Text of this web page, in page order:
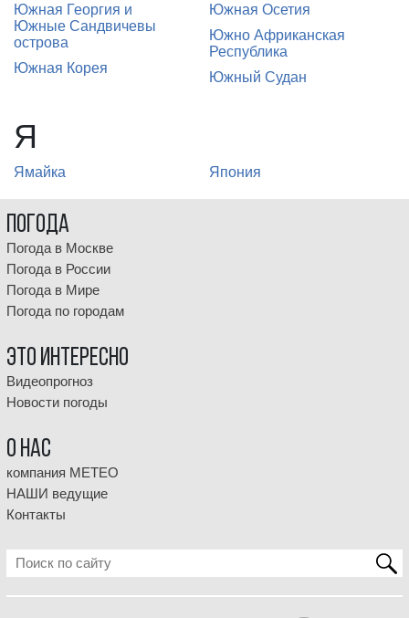
Южная Георгия и
Южные Сандвичевы
острова
Южная Корея
Южная Осетия
Южно Африканская
Республика
Южный Судан
Я
Ямайка Япония
Погода
Погода в Москве
Погода в России
Погода в Мире
Погода по городам
Это интересно
Видеопрогноз
Новости погоды
О НАС
компания МЕТЕО
НАШИ ведущие
Контакты